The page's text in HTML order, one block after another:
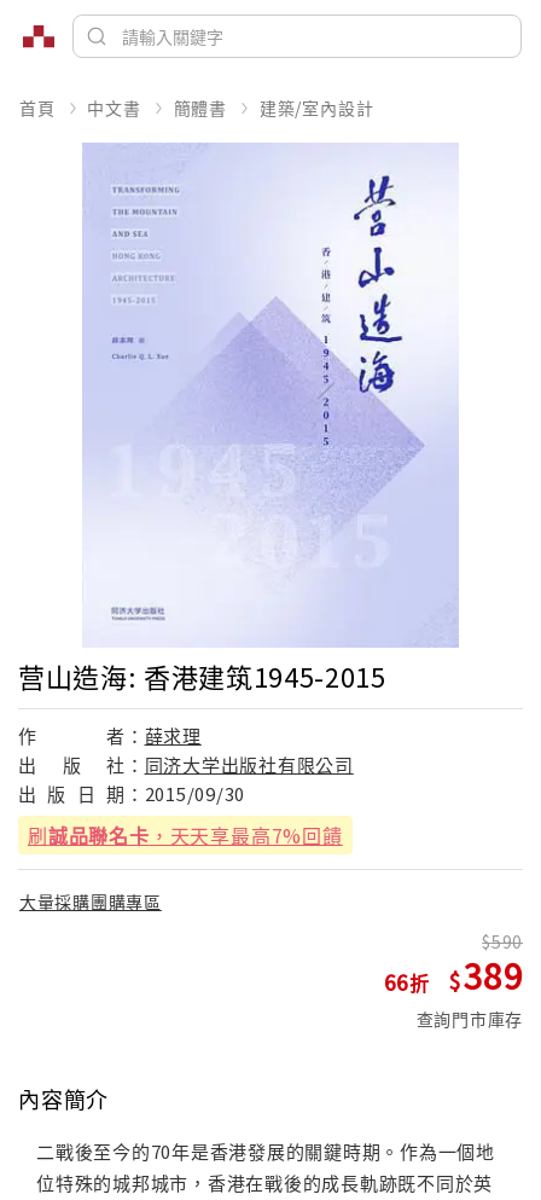
首頁 中文書 簡體書 建築/室內設計
营山造海: 香港建筑1945-2015
作 者： 薛求理
出
版 社： 同济大学出版社有限公司
出 版 日 期： 2015/09/30
刷誠品聯名卡 ，天天享最高7%回饋
大量採購團購專區
66
590
389
查詢門市庫存
內容簡介
二戰後至今的70年是香港發展的關鍵時期。作為一個地
位特殊的城邦城市，香港在戰後的成長軌跡既不同於英